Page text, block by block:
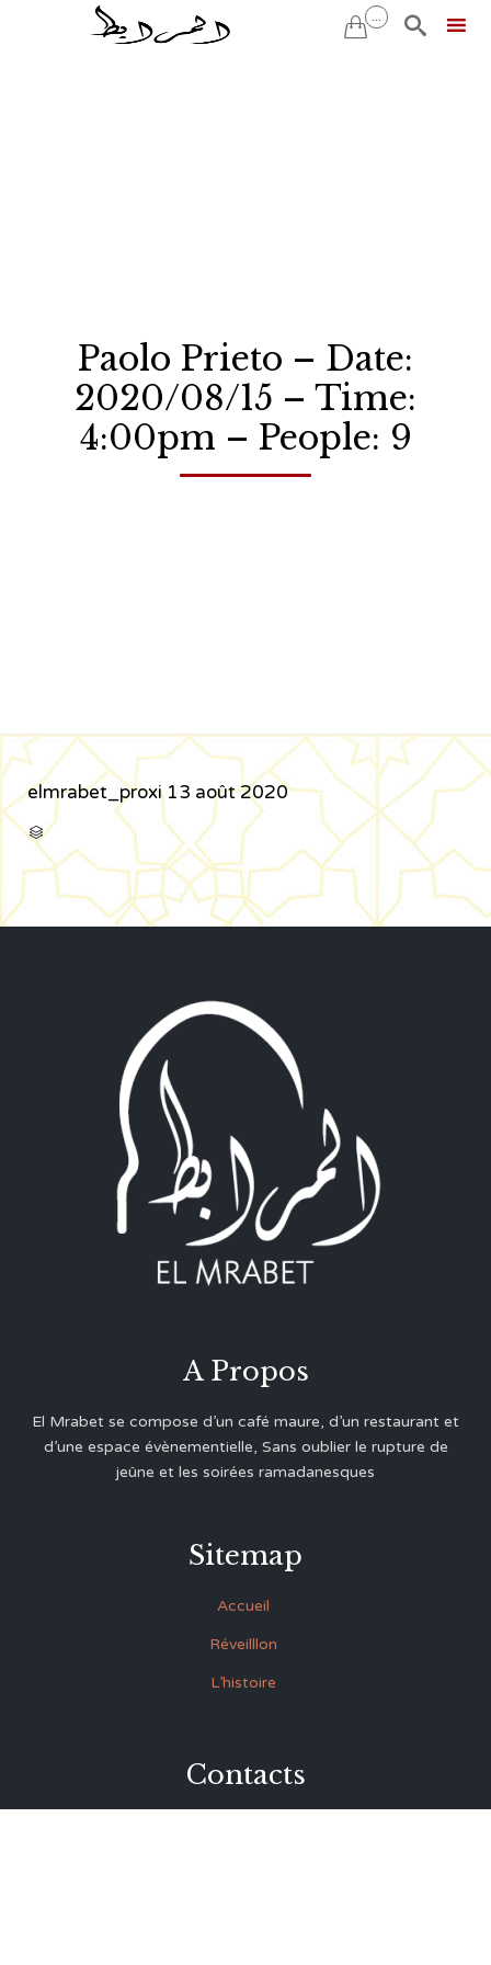
 ... 
Paolo Prieto – Date:
2020/08/15 – Time:
4:00pm – People: 9
elmrabet_proxi 13 août 2020
CATÉGORIE
A Propos
El Mrabet se compose d’un café maure, d’un restaurant et
d’une espace évènementielle, Sans oublier le rupture de
jeûne et les soirées ramadanesques
Sitemap
Accueil
Réveilllon
L’histoire
Contacts